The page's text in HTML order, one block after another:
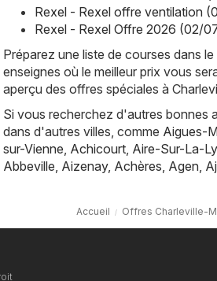
Rexel - Rexel offre ventilation
Rexel - Rexel Offre 2026 (02/
Préparez une liste de courses dans
enseignes où le meilleur prix vous
aperçu des offres spéciales à
Si vous recherchez d'autres bonnes
dans d'autres villes, comme Aigues-
sur-Vienne Achicourt Aire-Sur-La-
Abbeville Aizenay, Achères Agen
Accueil Offres Charleville-